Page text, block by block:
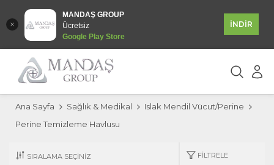
MANDAŞ GROUP
Ücretsiz
Google Play Store
İNDİR
Ana Sayfa Sağlık & Medikal
Islak Mendil Vücut/Perine
Perine Temizleme Havlusu
FILTRELE